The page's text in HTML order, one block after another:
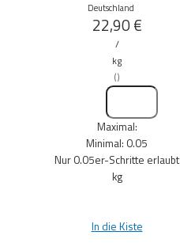
Deutschland
22,90€
/
kg
()
Maximal:
Minimal: 0.05
Nur 0.05er-Schritte erlaubt
kg
In die Kiste